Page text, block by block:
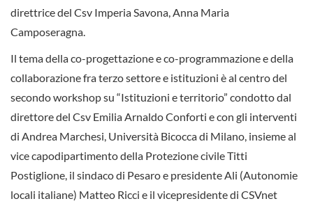
direttrice del Csv Imperia Savona, Anna Maria
Camposeragna.
Il tema della co-progettazione e co-programmazione e della
collaborazione fra terzo settore e istituzioni è al centro del
secondo workshop su “Istituzioni e territorio” condotto dal
direttore del Csv Emilia Arnaldo Conforti e con gli interventi
di Andrea Marchesi, Università Bicocca di Milano, insieme al
vice capodipartimento della Protezione civile Titti
Postiglione, il sindaco di Pesaro e presidente Ali (Autonomie
locali italiane) Matteo Ricci e il vicepresidente di CSVnet